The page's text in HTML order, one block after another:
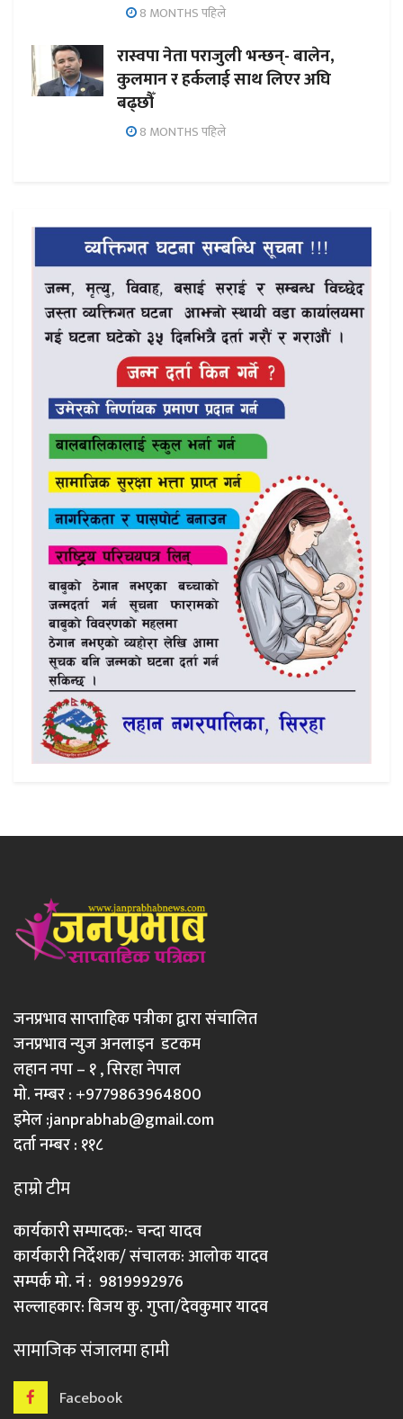
8 MONTHS पहिले
रास्वपा नेता पराजुली भन्छन्- बालेन,
कुलमान र हर्कलाई साथ लिएर अघि
बढ्छौँ
8 MONTHS पहिले
जनप्रभाव साप्ताहिक पत्रीका द्वारा संचालित
जनप्रभाव न्युज अनलाइन डटकम
लहान नपा – १ , सिरहा नेपाल
मो. नम्बर : +9779863964800
इमेल :janprabhab@gmail.com
दर्ता नम्बर : ११८
हाम्रो टीम
कार्यकारी सम्पादक:- चन्दा यादव
कार्यकारी निर्देशक/ संचालक: आलोक यादव
सम्पर्क मो. नं : 9819992976
सल्लाहकार: बिजय कु. गुप्ता/देवकुमार यादव
सामाजिक संजालमा हामी
Facebook